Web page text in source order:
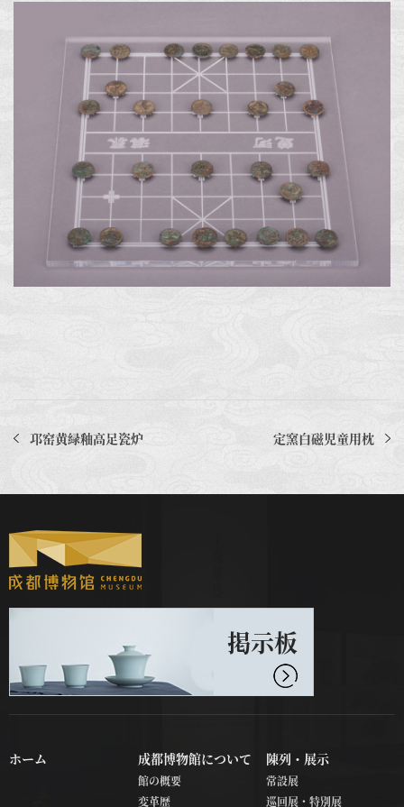
邛窑黄緑釉高足瓷炉 定窯白磁児童用枕
掲示板
ホーム 成都博物館について
館の概要
変革歴
陳列・展示
常設展
巡回展・特別展